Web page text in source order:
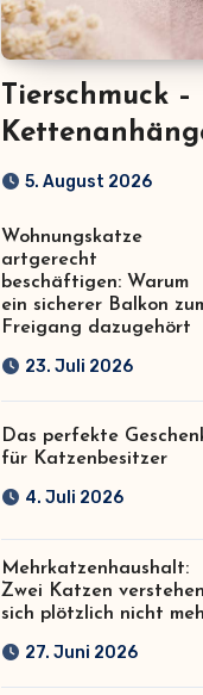
Tierschmuck –
Katzenmotiv
5. August 2026
Wohnungskatze
artgerecht
beschäftigen: Warum
ein sicherer Balkon
Freigang dazugehört
23. Juli 2026
Das perfekte
für Katzenbesitzer
4. Juli 2026
Mehrkatzenhaushalt:
Zwei Katzen verstehen
sich plötzlich nicht
27. Juni 2026